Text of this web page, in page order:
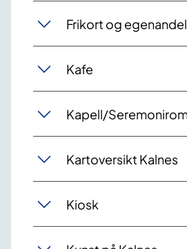
Frikort og egenandel
Kafe
Kapell/
Kartoversikt Kalnes
Kiosk